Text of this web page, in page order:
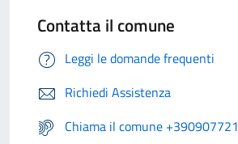
Contatta il comune
Leggi le domande frequenti
Richiedi Assistenza
Chiama il comune +390907721